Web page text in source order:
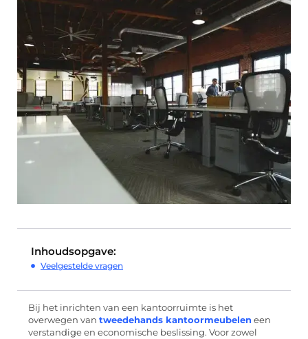
Inhoudsopgave:
Veelgestelde vragen
Bij het inrichten van een kantoorruimte is het
overwegen van tweedehands kantoormeubelen een
verstandige en economische beslissing. Voor zowel